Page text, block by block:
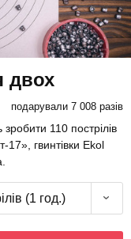
двох
подарували 7 008 разів
110 пострілів
17», гвинтівки Ekol
(1 год.)